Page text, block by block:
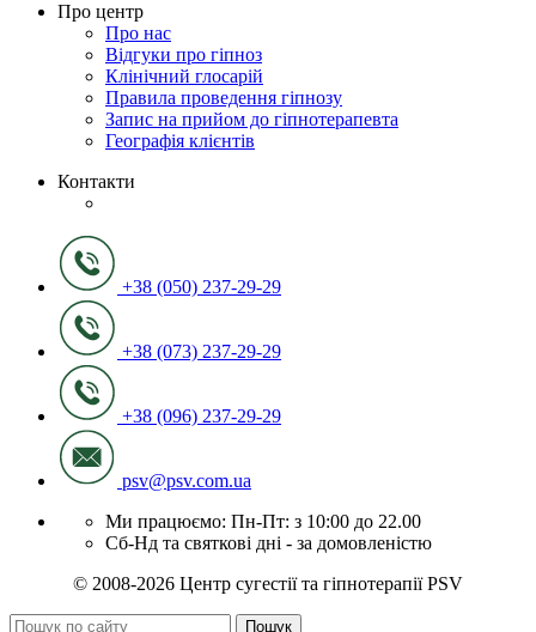
Про центр
Про нас
Відгуки про гіпноз
Клінічний глосарій
Правила проведення гіпнозу
Запис на прийом до гіпнотерапевта
Географія клієнтів
Контакти
+38 (050) 237-29-29
+38 (073) 237-29-29
+38 (096) 237-29-29
psv@psv.com.ua
Ми працюємо: Пн-Пт: з 10:00 до 22.00
Сб-Нд та святкові дні - за домовленістю
© 2008-2026 Центр сугестії та гіпнотерапії PSV
Пошук